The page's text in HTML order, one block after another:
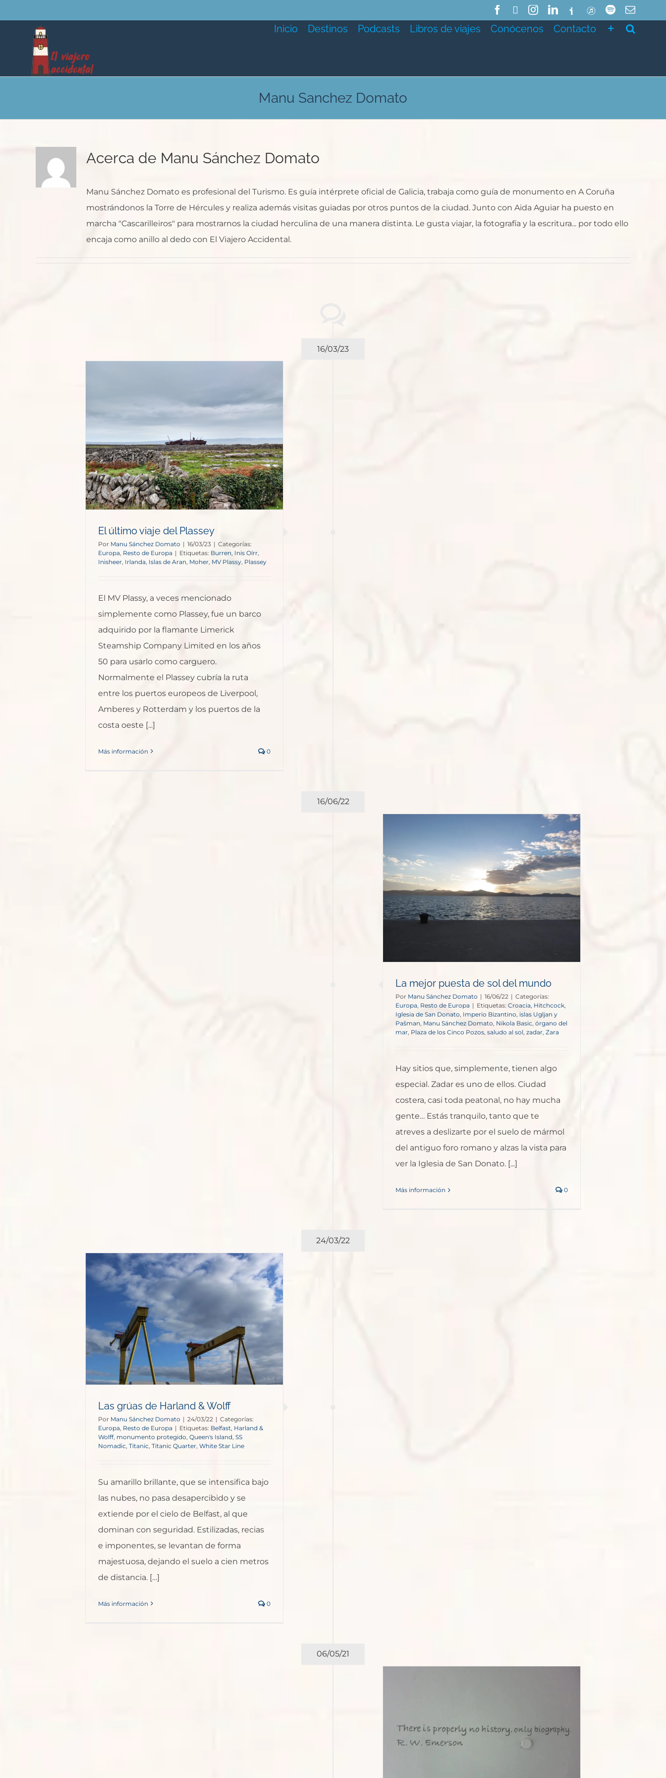
al
contenido
FacebookInstagramLinkedIn
IvooxITunesSpotifyCorreo
Inicio Destinos Podcasts Libros de viajes Conócenos Contacto
Manu Sanchez Domato
Acerca de Manu Sánchez Domato
Manu Sánchez Domato es profesional del Turismo. Es guía intérprete oficial de Galicia, trabaja como guía de monumento en A Coruña
mostrándonos la Torre de Hércules y realiza además visitas guiadas por otros puntos de la ciudad. Junto con Aida Aguiar ha puesto en
marcha "Cascarilleiros" para mostrarnos la ciudad herculina de una manera distinta. Le gusta viajar, la fotografía y la escritura... por todo ello
encaja como anillo al dedo con El Viajero Accidental.
16/03/23
El último viaje del Plassey
Por Manu Sánchez Domato | 16/03/23 | Categorías:
Europa Resto de Europa | Etiquetas: Burren, Inis Oírr
Inisheer Irlanda Islas de Aran Moher MV Plassy, Plassey
El MV Plassy, a veces mencionado
simplemente como Plassey, fue un barco
adquirido por la flamante Limerick
Steamship Company Limited en los años
50 para usarlo como carguero.
Normalmente el Plassey cubría la ruta
entre los puertos europeos de Liverpool,
Amberes y Rotterdam y los puertos de la
costa oeste [...]
Más información 0
16/06/22
La mejor puesta de sol del mundo
Por Manu Sánchez Domato | 16/06/22 | Categorías:
Europa, Resto de Europa | Etiquetas: Croacia, Hitchcock,
Iglesia de San Donato, Imperio Bizantino, islas Ugljan y
Pašman, Manu Sánchez Domato, Nikola Basic, órgano del
mar, Plaza de los Cinco Pozos, saludo al sol, zadar, Zara
Hay sitios que, simplemente, tienen algo
especial. Zadar es uno de ellos. Ciudad
costera, casi toda peatonal, no hay mucha
gente… Estás tranquilo, tanto que te
atreves a deslizarte por el suelo de mármol
del antiguo foro romano y alzas la vista para
ver la Iglesia de San Donato. [...]
Más información 0
24/03/22
Las grúas de Harland & Wolff
Por Manu Sánchez Domato | 24/03/22 | Categorías:
Europa Resto de Europa | Etiquetas: Belfast Harland &
Wolff, monumento protegido Queen's Island SS
Nomadic Titanic, Titanic Quarter White Star Line
Su amarillo brillante, que se intensifica bajo
las nubes, no pasa desapercibido y se
extiende por el cielo de Belfast, al que
dominan con seguridad. Estilizadas, recias
e imponentes, se levantan de forma
majestuosa, dejando el suelo a cien metros
de distancia. […]
Más información 0
06/05/21